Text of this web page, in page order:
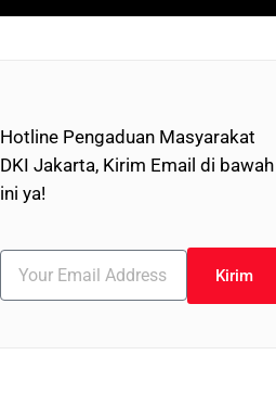
Hotline Pengaduan Masyarakat
DKI Jakarta, Kirim Email di bawah
ini ya!
Kirim